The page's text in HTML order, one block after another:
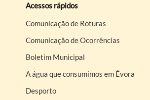
Acessos rápidos
Comunicação de Roturas
Comunicação de Ocorrências
Boletim Municipal
A água que consumimos em Évora
Desporto